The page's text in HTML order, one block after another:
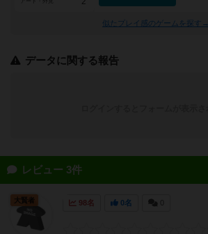
アート・外見
似たプレイ感のゲームを探す→
データに関する報告
レビュー 3件
98名 0名
大賢者